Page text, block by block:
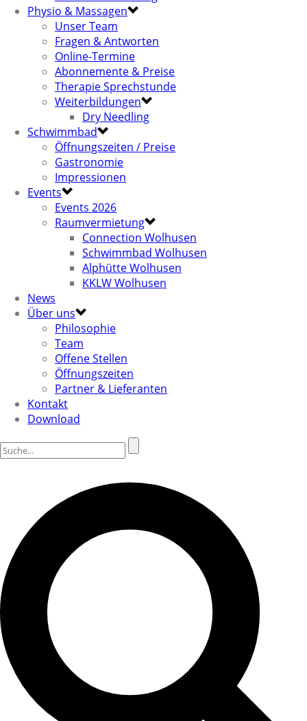
Physio & Massagen
Unser Team
Fragen & Antworten
Online-Termine
Abonnemente & Preise
Therapie Sprechstunde
Weiterbildungen
Dry Needling
Schwimmbad
Öffnungszeiten / Preise
Gastronomie
Impressionen
Events
Events 2026
Raumvermietung
Connection Wolhusen
Schwimmbad Wolhusen
Alphütte Wolhusen
KKLW Wolhusen
News
Über uns
Philosophie
Team
Offene Stellen
Öffnungszeiten
Partner & Lieferanten
Kontakt
Download